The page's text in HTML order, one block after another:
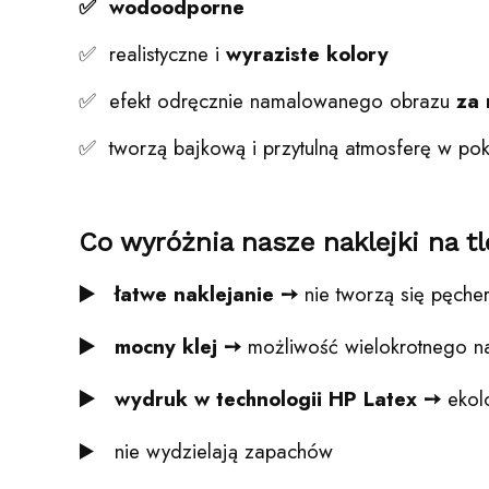
✅ wodoodporne
✅ realistyczne i wyraziste kolory
✅ efekt odręcznie namalowanego obrazu za
✅ tworzą bajkową i przytulną atmosferę w
Co wyróżnia nasze naklejki na
▶️ łatwe naklejanie ➙ nie tworzą się
▶️ mocny klej ➙ możliwość wielokrotnego
▶️ wydruk w technologii HP Latex ➙
▶️ nie wydzielają zapachów